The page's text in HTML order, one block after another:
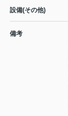
設備(その他)
備考